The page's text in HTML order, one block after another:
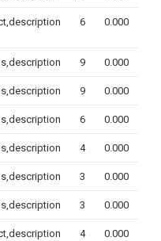
6 0.000
9 0.000
9 0.000
6 0.000
4 0.000
3 0.000
3 0.000
4 0.000